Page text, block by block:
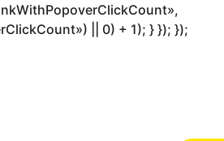
|| 0) + 1); } }); });